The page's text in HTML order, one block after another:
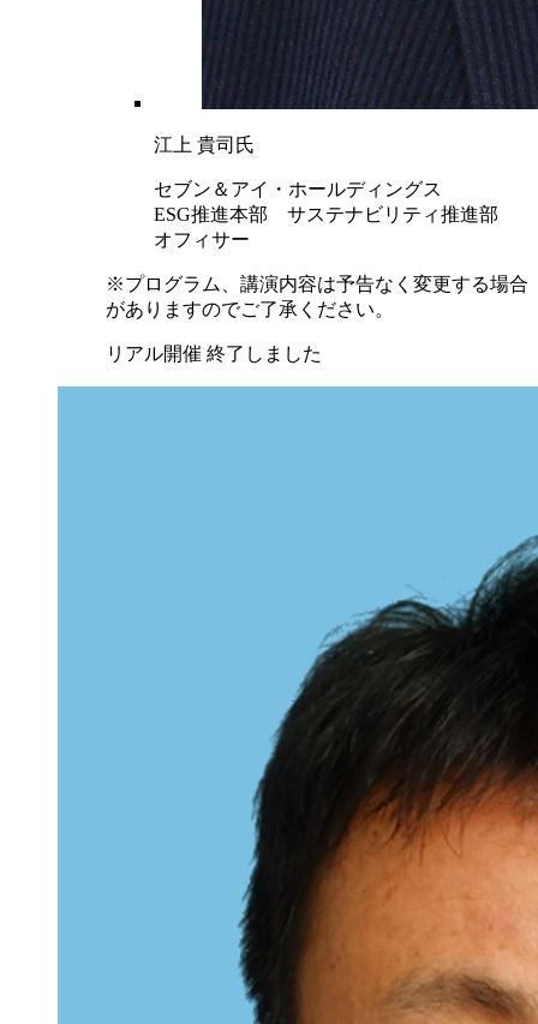
江上 貴司氏
セブン＆アイ・ホールディングス
ESG推進本部 サステナビリティ推進部
オフィサー
※プログラム、講演内容は予告なく変更する場合
がありますのでご了承ください。
リアル開催 終了しました